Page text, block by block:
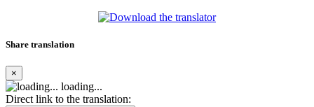
Share translation
×
loading...
Direct link to the translation: